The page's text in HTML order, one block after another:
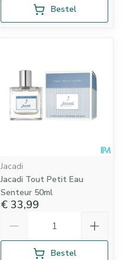
Bestel
Jacadi
Jacadi Tout Petit Eau
Senteur 50ml
€ 33,99
Bestel